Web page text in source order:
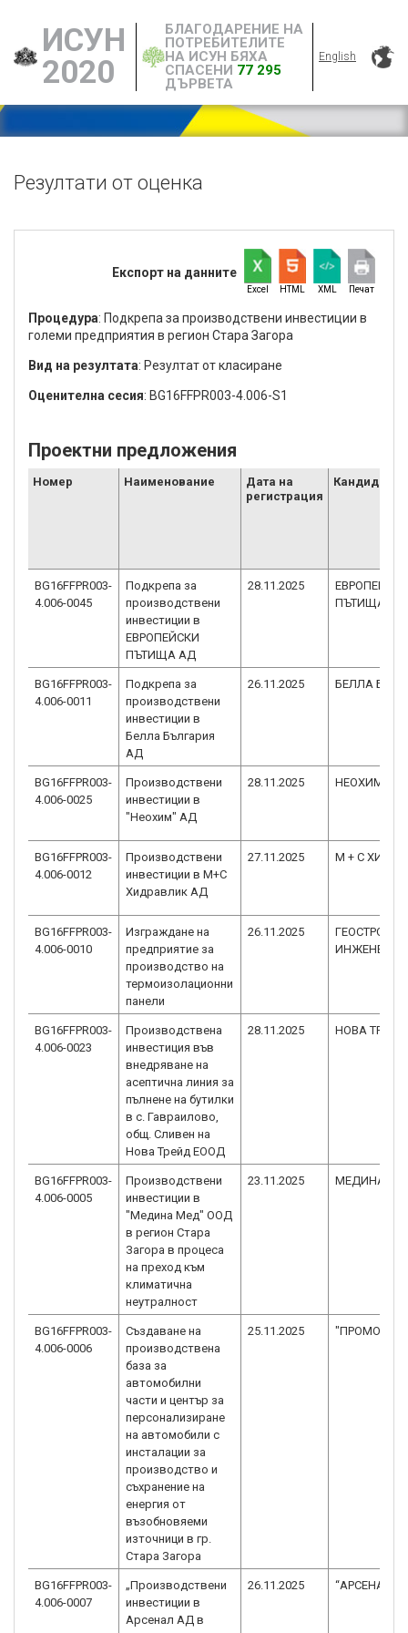
ИСУН
2020
БЛАГОДАРЕНИЕ НА
ПОТРЕБИТЕЛИТЕ
НА ИСУН БЯХА
СПАСЕНИ 77 295
ДЪРВЕТА
English
Резултати от оценка
Експорт на данните
Excel HTML XML Печат
Процедура: Подкрепа за производствени инвестиции в
големи предприятия в регион Стара Загора
Вид на резултата: Резултат от класиране
Оценителна сесия: BG16FFPR003-4.006-S1
Проектни предложения
Номер Наименование
Дата на
регистрация
Кандидат
BG16FFPR003-
4.006-0045
Подкрепа за
производствени
инвестиции в
ЕВРОПЕЙСКИ
ПЪТИЩА АД
28.11.2025
ЕВРОПЕЙСКИ
ПЪТИЩА АД
BG16FFPR003-
4.006-0011
Подкрепа за
производствени
инвестиции в
Белла България
АД
26.11.2025 БЕЛЛА
BG16FFPR003-
4.006-0025
Производствени
инвестиции в
"Неохим" АД
28.11.2025 НЕОХИМ АД
BG16FFPR003-
4.006-0012
Производствени
инвестиции в М+С
Хидравлик АД
27.11.2025 М + С
BG16FFPR003-
4.006-0010
Изграждане на
предприятие за
производство на
термоизолационни
панели
26.11.2025
ГЕОСТРОЙ-
BG16FFPR003-
4.006-0023
Производствена
инвестиция във
внедряване на
асептична линия за
пълнене на бутилки
в с. Гавраилово,
общ. Сливен на
Нова Трейд ЕООД
28.11.2025 НОВА
BG16FFPR003-
4.006-0005
Производствени
инвестиции в
"Медина Мед" ООД
в регион Стара
Загора в процеса
на преход към
климатична
неутралност
23.11.2025 МЕДИНА
BG16FFPR003-
4.006-0006
Създаване на
производствена
база за
автомобилни
части и център за
персонализиране
на автомобили с
инсталации за
производство и
съхранение на
енергия от
възобновяеми
източници в гр.
Стара Загора
25.11.2025
BG16FFPR003-
4.006-0007
„Производствени
инвестиции в
Арсенал АД в
26.11.2025 “АРСЕНАЛ”